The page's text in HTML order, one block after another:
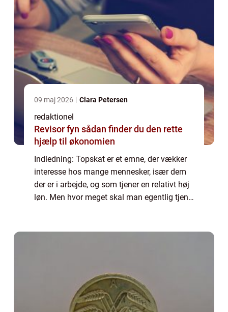
09 maj 2026 Clara Petersen
redaktionel
Revisor fyn sådan finder du den rette
hjælp til økonomien
Indledning: Topskat er et emne, der vækker
interesse hos mange mennesker, især dem
der er i arbejde, og som tjener en relativt høj
løn. Men hvor meget skal man egentlig tjene